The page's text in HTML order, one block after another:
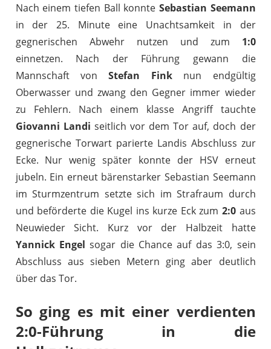
Nach einem tiefen Ball konnte Sebastian Seemann
in der 25. Minute eine Unachtsamkeit in der
gegnerischen Abwehr nutzen und zum 1:0
einnetzen. Nach der Führung gewann die
Mannschaft vonStefan Finknun endgültig
Oberwasser und zwang den Gegner immer wieder
zu Fehlern. Nach einem klasse Angriff tauchte
Giovanni Landi seitlich vor dem Tor auf, doch der
gegnerische Torwart parierte Landis Abschluss zur
Ecke. Nur wenig später konnte der HSV erneut
jubeln. Ein erneut bärenstarker Sebastian Seemann
im Sturmzentrum setzte sich im Strafraum durch
und beförderte die Kugel ins kurze Eck zum 2:0aus
Neuwieder Sicht. Kurz vor der Halbzeit hatte
Yannick Engel sogar die Chance auf das 3:0, sein
Abschluss aus sieben Metern ging aber deutlich
über das Tor.
So ging es mit einer verdienten
2:0-Führung in die